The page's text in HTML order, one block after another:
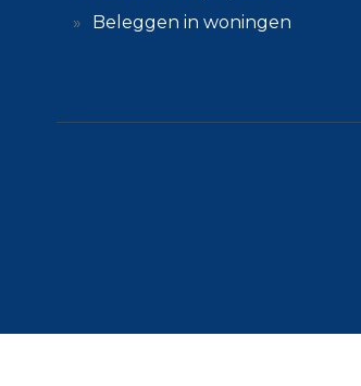
Beleggen in woningen